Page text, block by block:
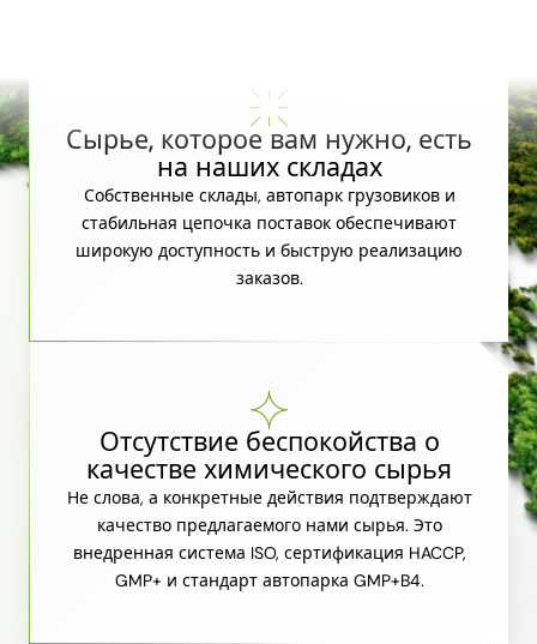
Сырье, которое вам нужно, есть
на наших складах
Собственные склады, автопарк грузовиков и
стабильная цепочка поставок обеспечивают
широкую доступность и быструю реализацию
заказов.
Отсутствие беспокойства о
качестве химического сырья
Не слова, а конкретные действия подтверждают
качество предлагаемого нами сырья. Это
внедренная система ISO, сертификация HACCP,
GMP+ и стандарт автопарка GMP+B4.